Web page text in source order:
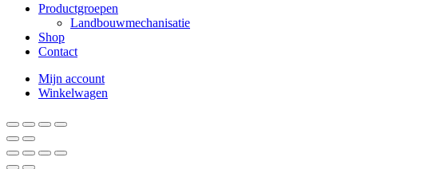
Close
Productgroepen
Landbouwmechanisatie
Shop
Contact
Mijn account
Winkelwagen